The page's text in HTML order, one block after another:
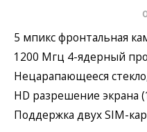
5 мпикс фронтальная
1200 Мгц 4-ядерный
Нецарапающееся
HD разрешение экрана
Поддержка двух SIM-